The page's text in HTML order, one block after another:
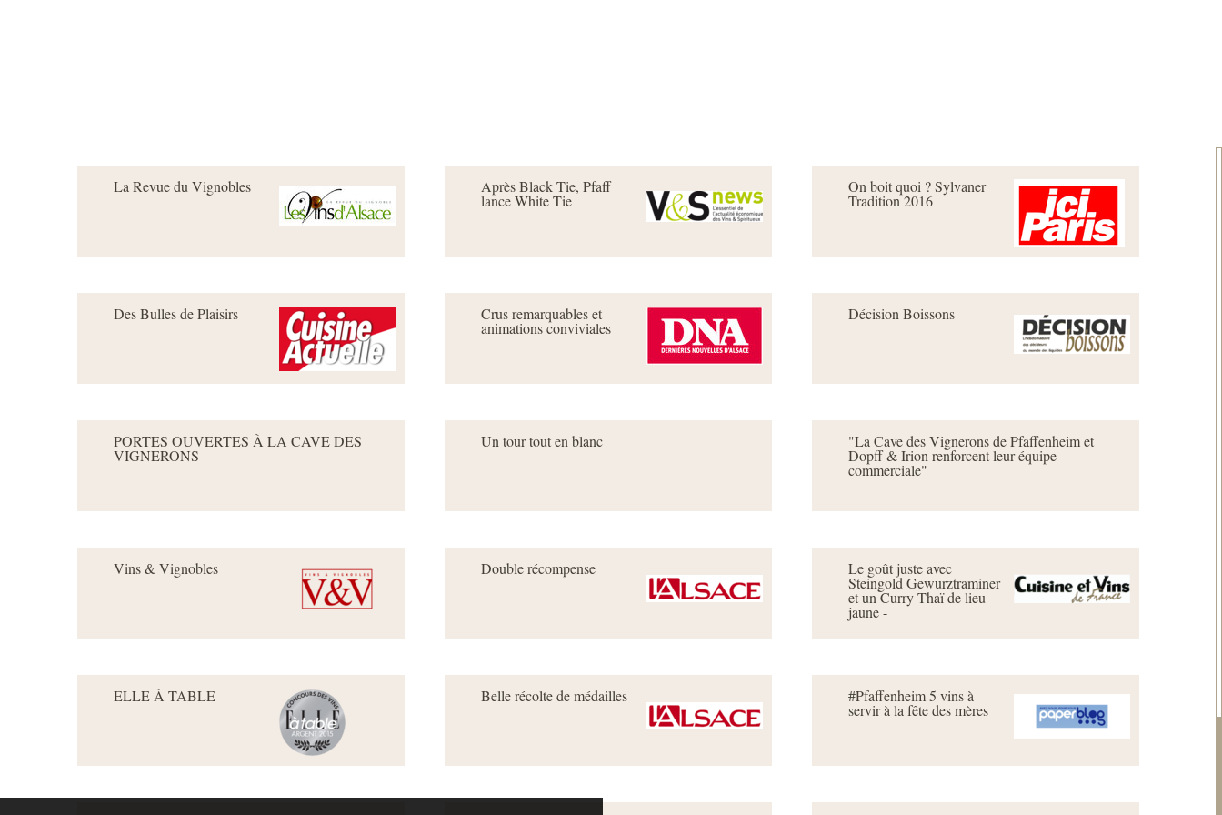
La Revue du Vignobles Après Black Tie, Pfaff
lance White Tie
On boit quoi ? Sylvaner
Tradition 2016
Des Bulles de Plaisirs Crus remarquables et
animations conviviales
Décision Boissons
PORTES OUVERTES À LA CAVE DES
VIGNERONS
Un tour tout en blanc "La Cave des Vignerons de Pfaffenheim et
Dopff & Irion renforcent leur équipe
commerciale"
Vins & Vignobles Double récompense Le goût juste avec
Steingold Gewurztraminer
et un Curry Thaï de lieu
jaune -
ELLE À TABLE Belle récolte de médailles #Pfaffenheim 5 vins à
servir à la fête des mères